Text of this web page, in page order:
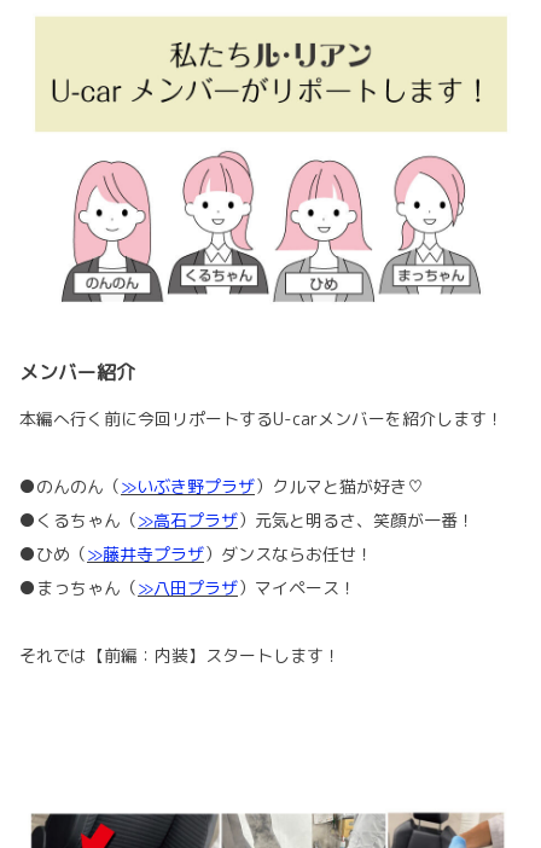
メンバー紹介
本編へ行く前に今回リポートするU-carメンバーを紹介します！
●のんのん（≫いぶき野プラザ）クルマと猫が好き♡
●くるちゃん（≫高石プラザ）元気と明るさ、笑顔が一番！
●ひめ（≫藤井寺プラザ）ダンスならお任せ！
●まっちゃん（≫八田プラザ）マイペース！
それでは【前編：内装】スタートします！